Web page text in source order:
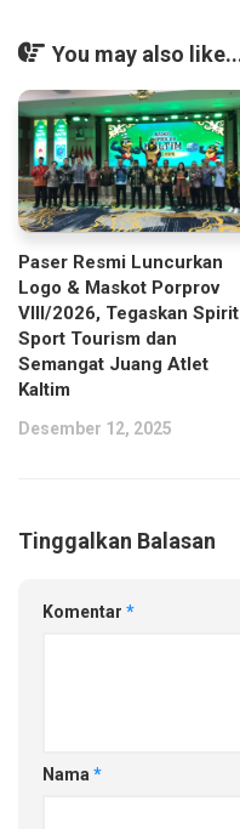
You may also
Paser Resmi Luncurkan
Logo & Maskot Porprov
VIII/2026, Tegaskan Spirit
Sport Tourism dan
Semangat Juang Atlet
Kaltim
Desember 12, 2025
Tinggalkan Balasan
Komentar *
Nama *